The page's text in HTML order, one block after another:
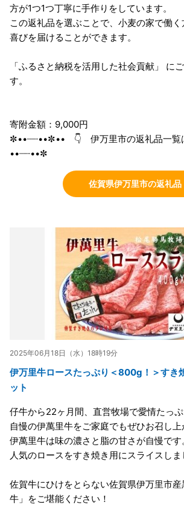
方が1つ1つ丁寧に手作りをしています。
この返礼品を選ぶことで、小麦の家で働
喜びを届けることができます。
「ふるさと納税を活用した社会貢献」 に
す。
寄附金額：9,000円
✼••┈┈••✼•• 👇 伊万里市の返礼品一
••┈┈••✼
佐賀県伊万里市の返礼品
2025年06月18日（水）18時19分
伊万里牛ロースたっぷり＜800g！＞すき
ット
仔牛から22ヶ月間、直営牧場で愛情たっ
自慢の伊萬里牛をご家庭でもぜひお召し上
伊萬里牛は味の濃さと脂の甘さが自慢です
人気のロースをすき焼き用にスライスしま
佐賀牛にひけをとらない佐賀県伊万里市
牛」をご堪能ください！